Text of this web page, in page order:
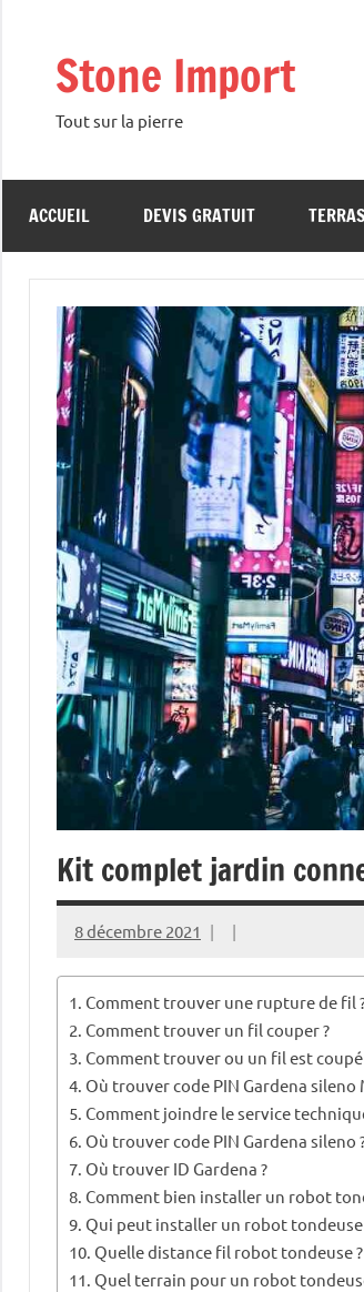
contenuStone Import
Tout sur la pierre
ACCUEIL DEVIS GRATUIT
Kit complet jardin
8 décembre 2021
Comment trouver une rupture de fil
Comment trouver un fil couper ?
Comment trouver ou un fil est
Où trouver code PIN Gardena sileno
Comment joindre le service
Où trouver code PIN Gardena sileno
Où trouver ID Gardena ?
Comment bien installer un robot
Qui peut installer un robot tondeuse
Quelle distance fil robot tondeuse ?
Quel terrain pour un robot